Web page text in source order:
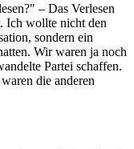
– Das Verlesen
Ich wollte nicht den
sondern ein
Wir waren ja noch
Partei schaffen.
die anderen